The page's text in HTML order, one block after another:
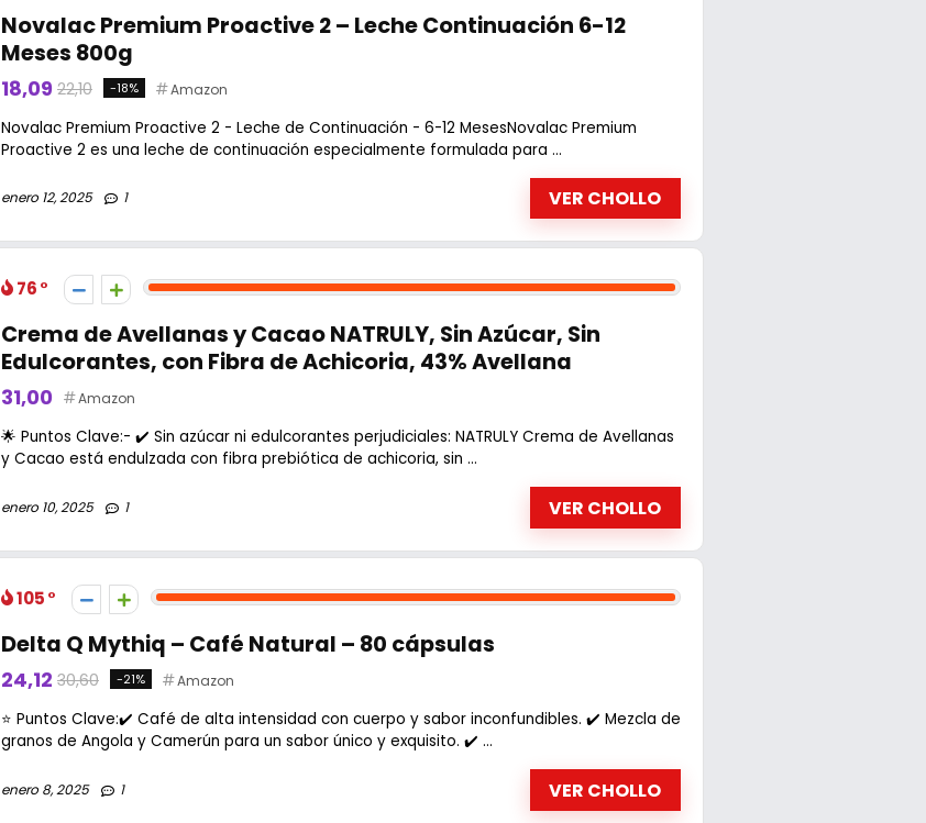
Novalac Premium Proactive 2 – Leche Continuación 6-12
Meses 800g
18,09 22,10 -18% Amazon
Novalac Premium Proactive 2 - Leche de Continuación - 6-12 MesesNovalac Premium
Proactive 2 es una leche de continuación especialmente formulada para ...
enero 12, 2025 1 VER CHOLLO
76
Crema de Avellanas y Cacao NATRULY, Sin Azúcar, Sin
Edulcorantes, con Fibra de Achicoria, 43% Avellana
31,00 Amazon
🌟 Puntos Clave:- ✔️ Sin azúcar ni edulcorantes perjudiciales: NATRULY Crema de Avellanas
y Cacao está endulzada con fibra prebiótica de achicoria, sin ...
enero 10, 2025 1 VER CHOLLO
105
Delta Q Mythiq – Café Natural – 80 cápsulas
24,12 30,60 -21% Amazon
⭐ Puntos Clave:✔️ Café de alta intensidad con cuerpo y sabor inconfundibles. ✔️ Mezcla de
granos de Angola y Camerún para un sabor único y exquisito. ✔️ ...
enero 8, 2025 1 VER CHOLLO